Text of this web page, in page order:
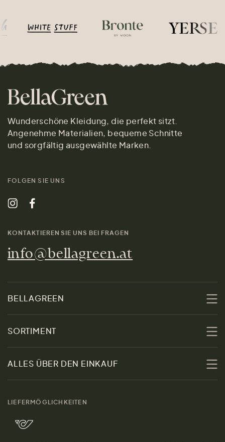
Wunderschöne Kleidung, die perfekt sitzt.
Angenehme Materialien, bequeme Schnitte
und sorgfältig ausgewählte Marken.
FOLGEN SIE UNS
KONTAKTIEREN SIE UNS BEI FRAGEN
info@bellagreen.at
BELLAGREEN
Nachhaltigkeit
Kontakt
Marken
SORTIMENT
Damen
Herren
Wohnen
ALLES ÜBER DEN EINKAUF
LIEFERMÖGLICHKEITEN